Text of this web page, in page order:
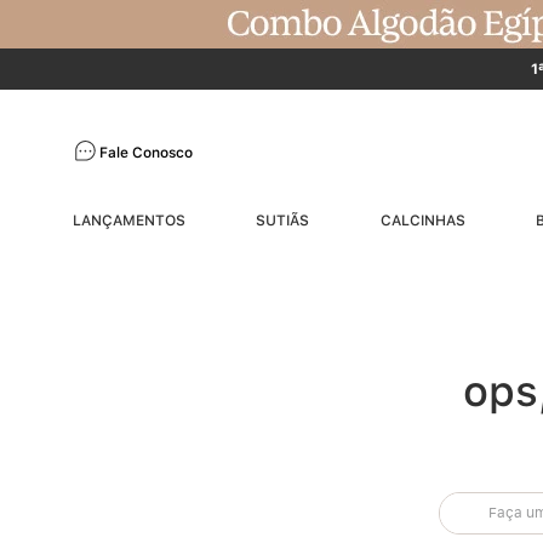
Fale Conosco
LANÇAMENTOS SUTIÃS CALCINHAS
Faça uma